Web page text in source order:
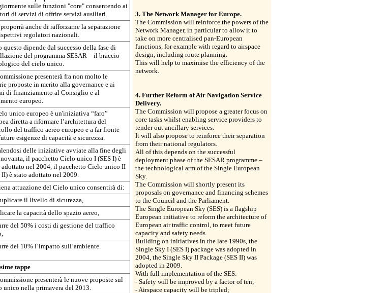
sulle funzioni "core" consentendo ai
di servizi di offrire servizi ausiliari.
proporrà anche di rafforzarne la separazione
regolatori nazionali.
questo dipende dal successo della fase di
del programma SESAR – il braccio
del cielo unico.
presenterà fra non molto le
proposte in merito alla governance e ai
di finanziamento al Consiglio e al
europeo.
unico europeo è un'iniziativa “faro”
diretta a riformare l’architettura del
del traffico aereo europeo e a far fronte
esigenze di capacità e sicurezza.
delle iniziative avviate alla fine degli
il pacchetto Cielo unico I (SES I) è
adottato nel 2004, il pacchetto Cielo unico II
II) è stato adottato nel 2009.
attuazione del Cielo unico consentirà di:
il livello di sicurezza,
la capacità dello spazio aereo,
del 50% i costi di gestione del traffico
del 10% l’impatto sull’ambiente.
tappe
presenterà le nuove proposte sul
unico nella primavera del 2013.
3. The Network Manager for Europe.
The Commission will reinforce the powers of the
Network Manager, in particular to allow it to
take on more centralised pan-European
functions, for example with regard to airspace
design, including route planning.
This will help to maximise the efficiency of the
network.
4. Further Reform of Air Navigation Service
Delivery.
The Commission will propose a greater focus on
core tasks whilst enabling service providers to
tender out ancillary services.
It will also propose to reinforce their separation
from their national regulators.
All of this depends on the successful
deployment phase of the SESAR programme –
the technological arm of the Single European
Sky.
The Commission will shortly present its
proposals on governance and financing schemes
to the Council and the Parliament.
The Single European Sky (SES) is a flagship
European initiative to reform the architecture of
European air traffic control, to meet future
capacity and safety needs.
Building on initiatives in the late 1990s, the
Single Sky I (SES I) package was adopted in
2004, the Single Sky II Package (SES II) was
adopted in 2009.
With full implementation of the SES:
- Safety will be improved by a factor of ten;
- Airspace capacity will be tripled;